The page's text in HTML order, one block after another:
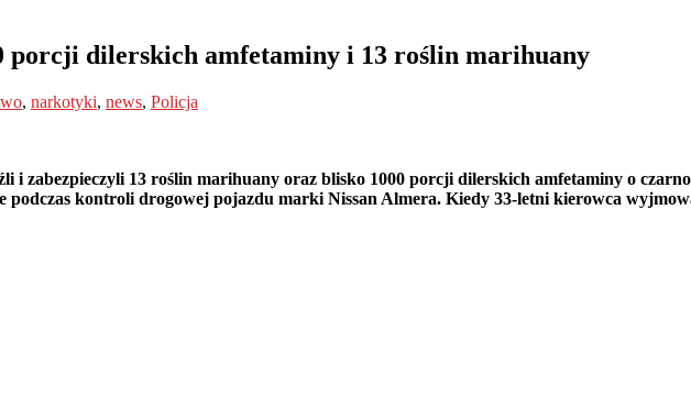
porcji dilerskich amfetaminy i 13 roślin marihuany
, narkotyki, news, Policja
i zabezpieczyli 13 roślin marihuany oraz blisko 1000 porcji dilerskich amfetaminy o
kontroli drogowej pojazdu marki Nissan Almera. Kiedy 33-letni kierowca